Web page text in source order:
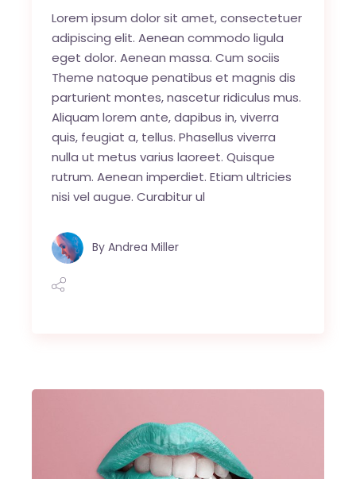
Lorem ipsum dolor sit amet, consectetuer
adipiscing elit. Aenean commodo ligula
eget dolor. Aenean massa. Cum sociis
Theme natoque penatibus et magnis dis
parturient montes, nascetur ridiculus mus.
Aliquam lorem ante, dapibus in, viverra
quis, feugiat a, tellus. Phasellus viverra
nulla ut metus varius laoreet. Quisque
rutrum. Aenean imperdiet. Etiam ultricies
nisi vel augue. Curabitur ul
By Andrea Miller